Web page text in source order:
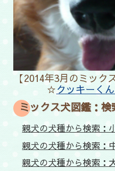
【2014年3月のミッ
☆クッキーく
ミックス犬図鑑：検
親犬の犬種から検索：
親犬の犬種から検索：
親犬の犬種から検索：